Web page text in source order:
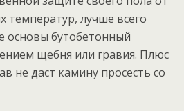
температур, лучше всего
основы бутобетонный
щебня или гравия. Плюс
не даст камину просесть со